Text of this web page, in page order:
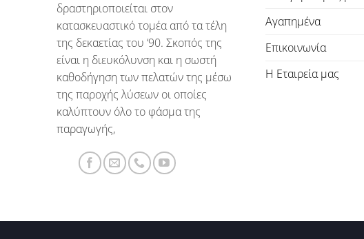
δραστηριοποιείται στον
κατασκευαστικό τομέα από τα τέλη
της δεκαετίας του ‘90. Σκοπός της
είναι η διευκόλυνση και η σωστή
καθοδήγηση των πελατών της μέσω
της παροχής λύσεων οι οποίες
καλύπτουν όλο το φάσμα της
παραγωγής,
Αγαπημένα
Επικοινωνία
Η Εταιρεία μας